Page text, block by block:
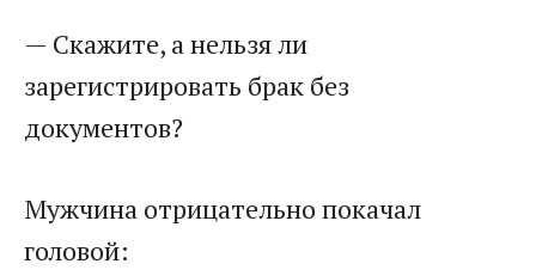
— Скажите, а нельзя ли
зарегистрировать брак без
документов?
Мужчина отрицательно покачал
головой: